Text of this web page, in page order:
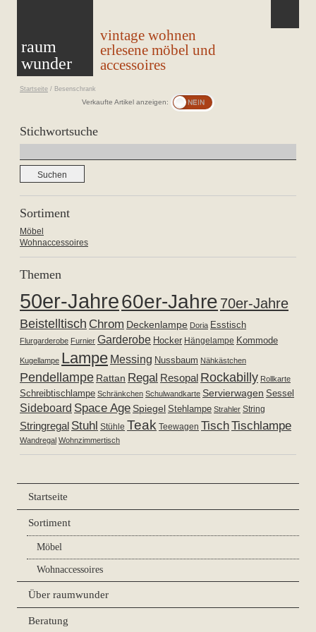
raum
wunder
vintage wohnen
erlesene möbel und
accessoires
Startseite / Besenschrank
Verkaufte Artikel anzeigen:
Stichwortsuche
nach:
Sortiment
Möbel
Wohnaccessoires
Themen
50er-Jahre60er-Jahre 70er-Jahre
Beistelltisch Chrom Deckenlampe Doria Esstisch
Flurgarderobe Furnier Garderobe Hocker Hängelampe Kommode
Kugellampe Lampe Messing Nussbaum Nähkästchen
Pendellampe Rattan Regal Resopal Rockabilly Rollkarte
Schreibtischlampe Schränkchen Schulwandkarte Servierwagen Sessel
Sideboard Space Age Spiegel Stehlampe Strahler String
Stringregal Stuhl Stühle Teak Teewagen TischTischlampe
Wandregal Wohnzimmertisch
Startseite
Sortiment
Möbel
Wohnaccessoires
Über raumwunder
Beratung